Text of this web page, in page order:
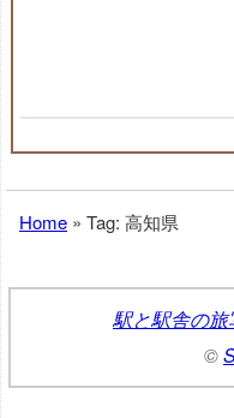
Home » Tag: 高知県
駅と駅舎の
©